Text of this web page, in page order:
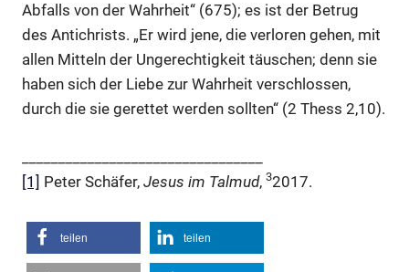
Abfalls von der Wahrheit“ (675); es ist der Betrug
des Antichrists. „Er wird jene, die verloren gehen, mit
allen Mitteln der Ungerechtigkeit täuschen; denn sie
haben sich der Liebe zur Wahrheit verschlossen,
durch die sie gerettet werden sollten“ (2 Thess 2,10).
[1] Peter Schäfer, Jesus im Talmud, 32017.
teilen teilen